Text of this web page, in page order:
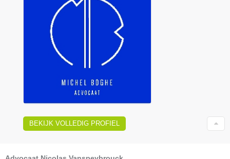
BEKIJK VOLLEDIG PROFIEL